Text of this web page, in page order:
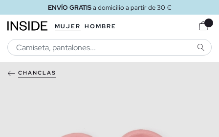
ENVÍO GRATISa domicilio a partir de 30 €
MUJER HOMBRE
CHANCLAS